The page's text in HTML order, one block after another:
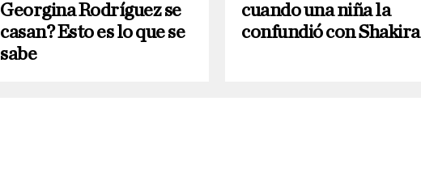
Georgina Rodríguez se
casan? Esto es lo que se
sabe
cuando una niña la
confundió con Shakira